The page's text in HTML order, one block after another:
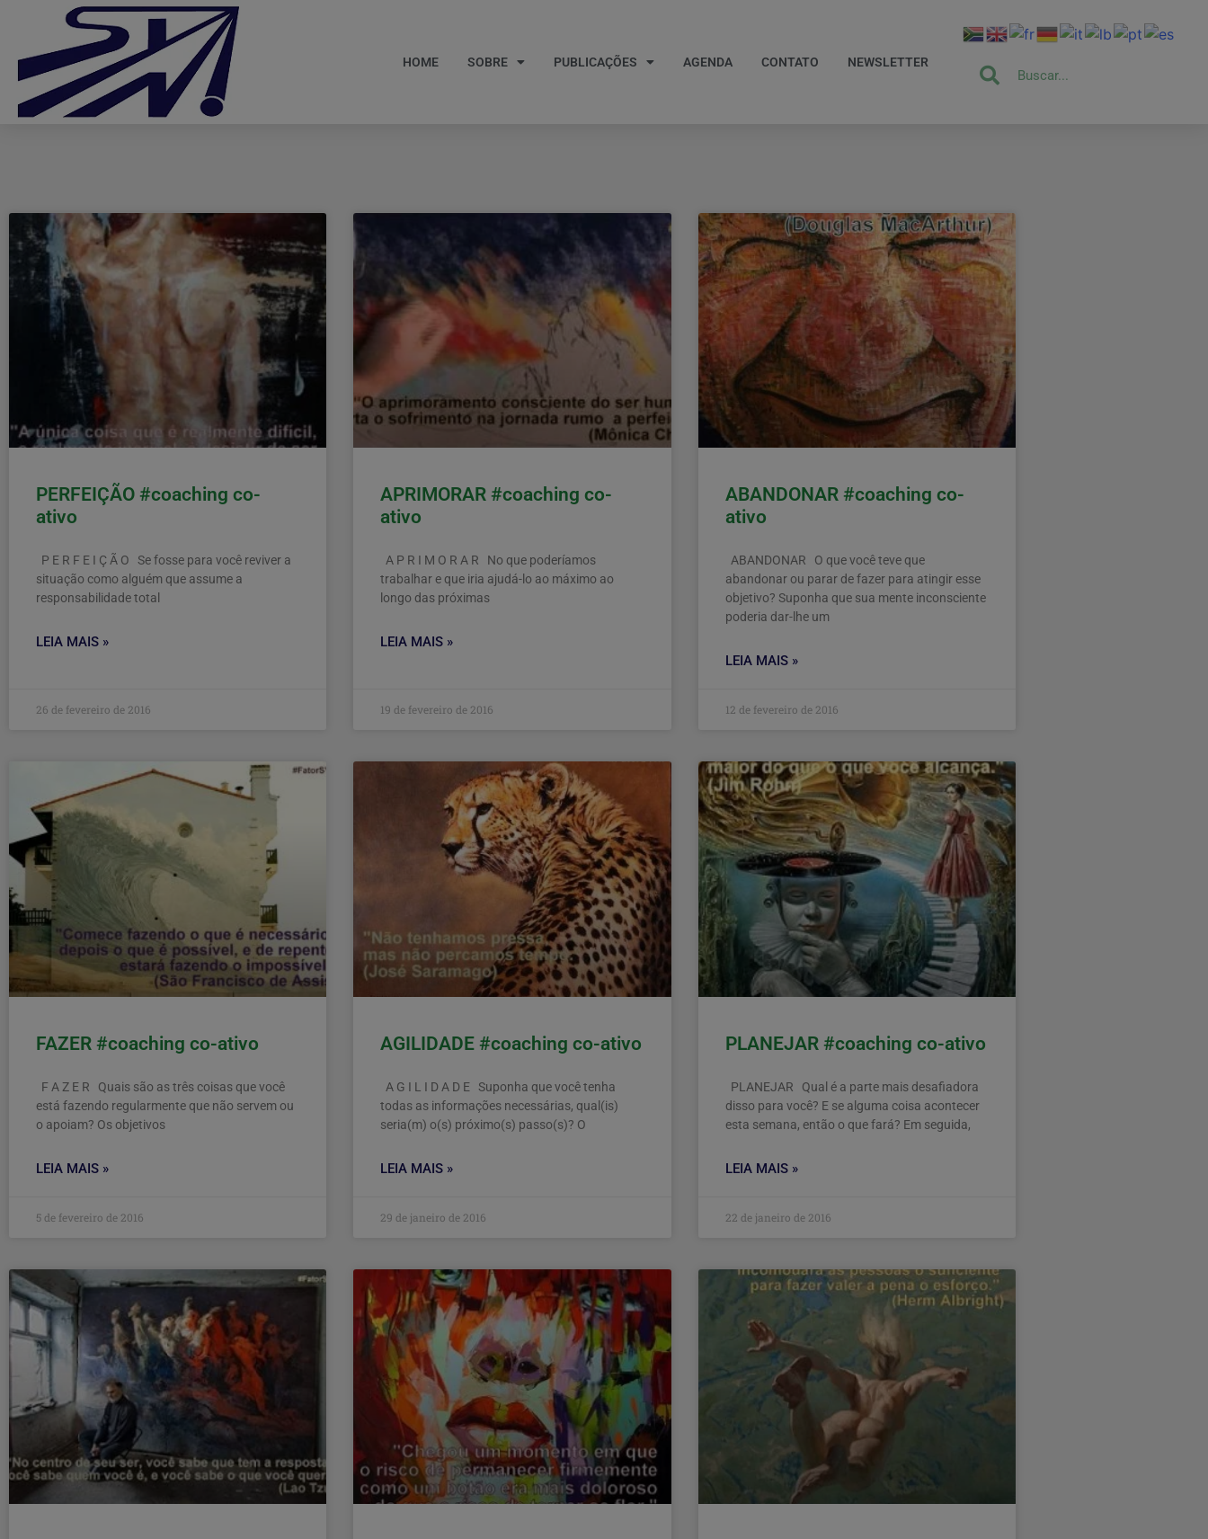
HOME SOBRE PUBLICAÇÕES AGENDA CONTATO NEWSLETTER
PERFEIÇÃO #coaching co-
ativo
P E R F E I Ç Ã O Se fosse para você reviver a
situação como alguém que assume a
responsabilidade total
LEIA MAIS »
26 de fevereiro de 2016
APRIMORAR #coaching co-
ativo
A P R I M O R A R No que poderíamos
trabalhar e que iria ajudá-lo ao máximo ao
longo das próximas
LEIA MAIS »
19 de fevereiro de 2016
ABANDONAR #coaching co-
ativo
ABANDONAR O que você teve que
abandonar ou parar de fazer para atingir esse
objetivo? Suponha que sua mente inconsciente
poderia dar-lhe um
LEIA MAIS »
12 de fevereiro de 2016
FAZER #coaching co-ativo
F A Z E R Quais são as três coisas que você
está fazendo regularmente que não servem ou
o apoiam? Os objetivos
LEIA MAIS »
5 de fevereiro de 2016
AGILIDADE #coaching co-ativo
A G I L I D A D E Suponha que você tenha
todas as informações necessárias, qual(is)
seria(m) o(s) próximo(s) passo(s)? O
LEIA MAIS »
29 de janeiro de 2016
PLANEJAR #coaching co-ativo
PLANEJAR Qual é a parte mais desafiadora
disso para você? E se alguma coisa acontecer
esta semana, então o que fará? Em seguida,
LEIA MAIS »
22 de janeiro de 2016